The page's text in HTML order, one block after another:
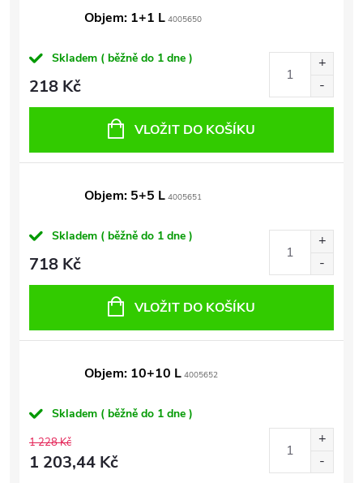
Objem: 1+1 L 4005650
Skladem ( běžně do 1 dne )
218 Kč
VLOŽIT DO KOŠÍKU
Objem: 5+5 L 4005651
Skladem ( běžně do 1 dne )
718 Kč
VLOŽIT DO KOŠÍKU
Objem: 10+10 L 4005652
Skladem ( běžně do 1 dne )
1 228 Kč
1 203,44 Kč